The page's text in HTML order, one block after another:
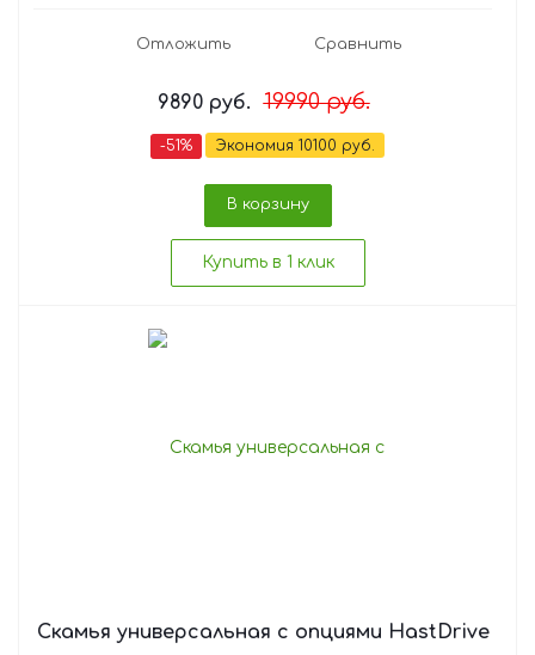
Отложить Сравнить
9890руб. 19990руб.
-51% Экономия 10100 руб.
В корзину
Купить в 1 клик
Скамья универсальная с опциями HastDrive